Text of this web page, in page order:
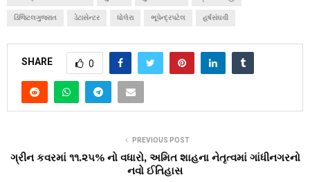
ડિજિટલગુજરાત ડેટાસેન્ટર ધોલેરા ભૂપેન્દ્રપટેલ હર્ષસંઘવી
SHARE 0
PREVIOUS POST
ગ્રીન કવરમાં ૧૧.૨૫% નો વધારો, અમિત શાહના નેતૃત્વમાં ગાંધીનગરનો
નવો ઈતિહાસ